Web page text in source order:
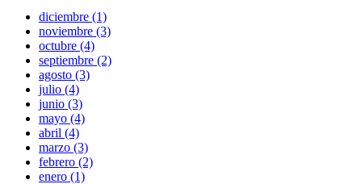
diciembre (1)
noviembre (3)
octubre (4)
septiembre (2)
agosto (3)
julio (4)
junio (3)
mayo (4)
abril (4)
marzo (3)
febrero (2)
enero (1)